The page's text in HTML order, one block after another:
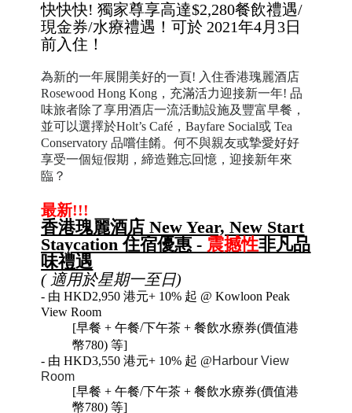
快快快! 獨家尊享高達$2,280餐飲禮遇/
現金券/水療禮遇！可於 2021年4月3日
前入住！
為新的一年展開美好的一頁! 入住香港瑰麗酒店
Rosewood Hong Kong，充滿活力迎接新一年! 品
味旅者除了享用酒店一流活動設施及豐富早餐，
並可以選擇於Holt’s Café，Bayfare Social或 Tea
Conservatory 品嚐佳餚。何不與親友或摯愛好好
享受一個短假期，締造難忘回憶，迎接新年來
臨？
最新!!!
香港瑰麗酒店 New Year, New Start
Staycation 住宿優惠 - 震撼性非凡品
味禮遇
( 適用於星期一至日)
- 由 HKD2,950 港元+ 10% 起 @ Kowloon Peak
View Room
[早餐 +午餐/下午茶 +餐飲水療券(價值港
幣780) 等]
- 由 HKD3,550 港元+ 10% 起 @Harbour View
Room
[早餐 +午餐/下午茶 +餐飲水療券(價值港
幣780) 等]